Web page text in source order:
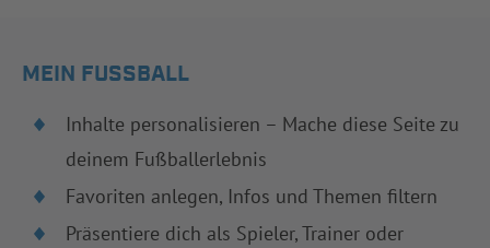
MEIN FUSSBALL
Inhalte personalisieren – Mache diese Seite zu
deinem Fußballerlebnis
Favoriten anlegen, Infos und Themen filtern
Präsentiere dich als Spieler, Trainer oder